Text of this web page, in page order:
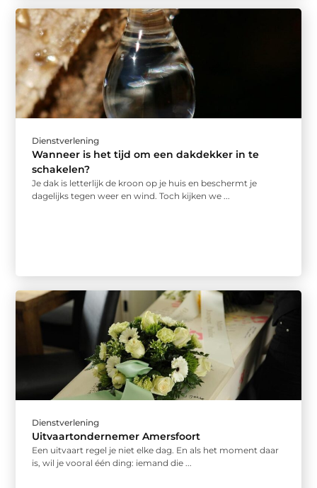
Dienstverlening
Wanneer is het tijd om een dakdekker in te
schakelen?
Je dak is letterlijk de kroon op je huis en beschermt je
dagelijks tegen weer en wind. Toch kijken we ...
Dienstverlening
Uitvaartondernemer Amersfoort
Een uitvaart regel je niet elke dag. En als het moment daar
is, wil je vooral één ding: iemand die ...